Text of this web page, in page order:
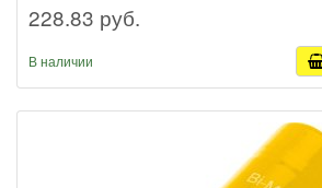
228.83 руб.
В наличии